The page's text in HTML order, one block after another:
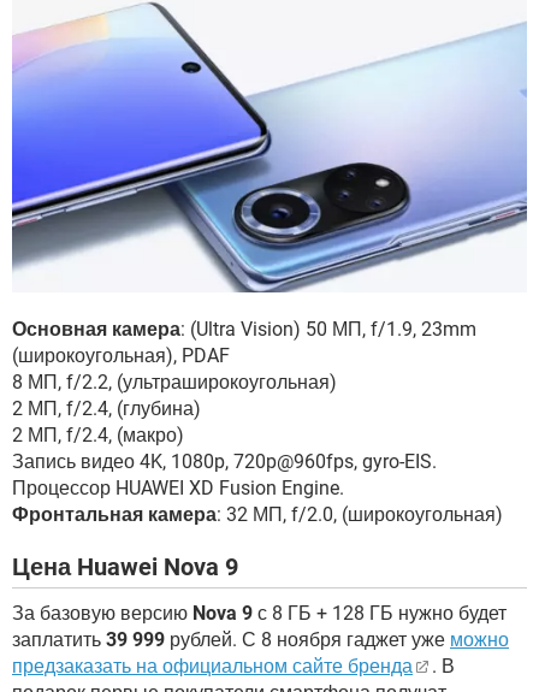
Основная камера: (Ultra Vision) 50 МП, f/1.9, 23mm
(широкоугольная), PDAF
8 МП, f/2.2, (ультраширокоугольная)
2 МП, f/2.4, (глубина)
2 МП, f/2.4, (макро)
Запись видео 4K, 1080p, 720p@960fps, gyro-EIS.
Процессор HUAWEI XD Fusion Engine.
Фронтальная камера: 32 МП, f/2.0, (широкоугольная)
Цена Huawei Nova 9
За базовую версию Nova 9 с 8 ГБ + 128 ГБ нужно будет
заплатить 39 999 рублей. С 8 ноября гаджет уже можно
предзаказать на официальном сайте бренда
. В